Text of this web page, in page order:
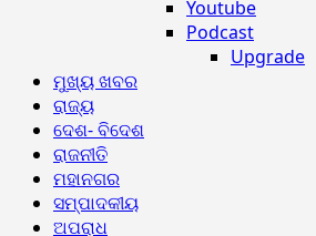
Youtube
Podcast
Upgrade
ମୁଖ୍ୟ ଖବର
ରାଜ୍ୟ
ଦେଶ- ବିଦେଶ
ରାଜନୀତି
ମହାନଗର
ସମ୍ପାଦକୀୟ
ଅପରାଧ